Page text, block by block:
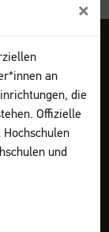
×
an
die
Offizielle
und
My assist